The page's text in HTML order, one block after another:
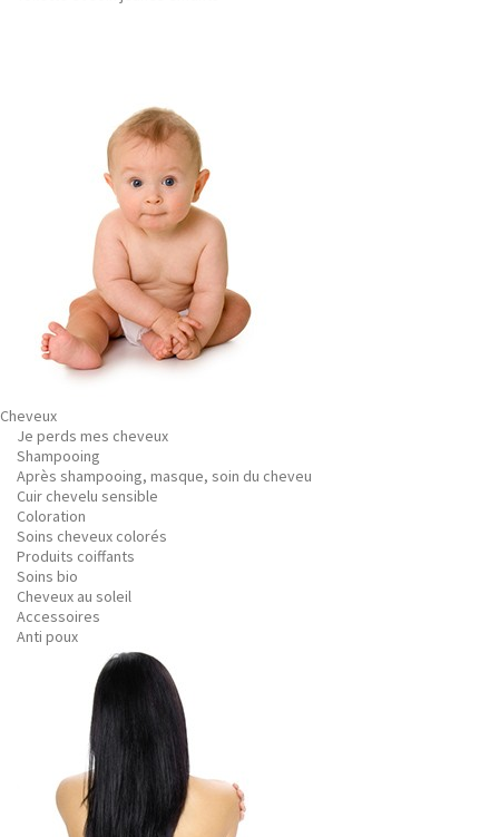
Cheveux
Je perds mes cheveux
Shampooing
Après shampooing, masque, soin du cheveu
Cuir chevelu sensible
Coloration
Soins cheveux colorés
Produits coiffants
Soins bio
Cheveux au soleil
Accessoires
Anti poux